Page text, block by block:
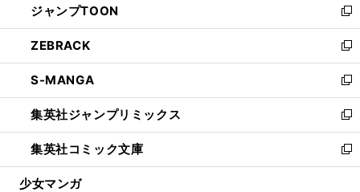
く
で
開
く
ド
ウ
で
開
く
ィ
ン
ド
ウ
で
開
く
い
ウ
ィ
ン
ド
ウ
で
開
く
ジャンプTOON
新
し
い
ウ
ィ
ン
ド
ウ
で
開
ZEBRACK
新
し
い
ウ
ィ
ン
ド
ウ
S-MANGA
新
し
い
ウ
ィ
ン
集英社ジャンプリミックス
新
し
い
ウ
集英社コミック文庫
新
し
少女マンガ